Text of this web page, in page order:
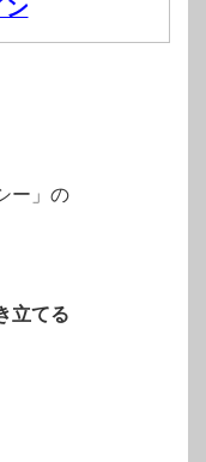
ン
ー」の
立てる